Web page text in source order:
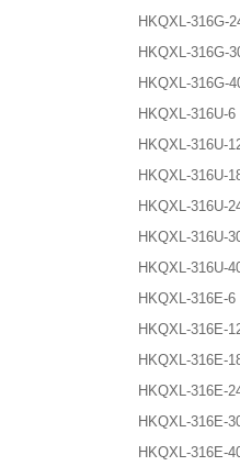
HKQXL-316G-
HKQXL-316G-
HKQXL-316G-
HKQXL-316U-6
HKQXL-316U-
HKQXL-316U-
HKQXL-316U-
HKQXL-316U-
HKQXL-316U-
HKQXL-316E-6
HKQXL-316E-
HKQXL-316E-
HKQXL-316E-
HKQXL-316E-
HKQXL-316E-